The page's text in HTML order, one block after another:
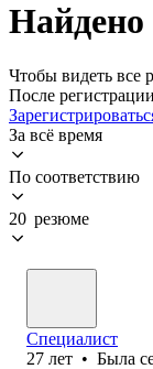
Найдено
Чтобы видеть все
После
За всё время
По соответствию
20 резюме
Специалист
27 лет • Была